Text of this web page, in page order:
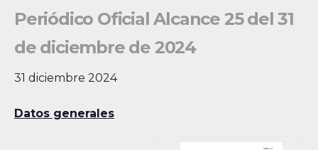
Periódico Oficial Alcance 25 del 31
de diciembre de 2024
31 diciembre 2024
Datos generales